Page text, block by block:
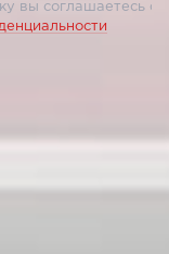
вы соглашаетесь с